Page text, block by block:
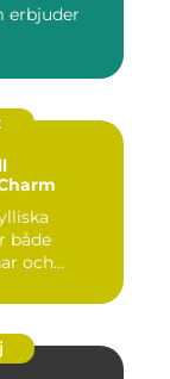
erbjuder
både
och...